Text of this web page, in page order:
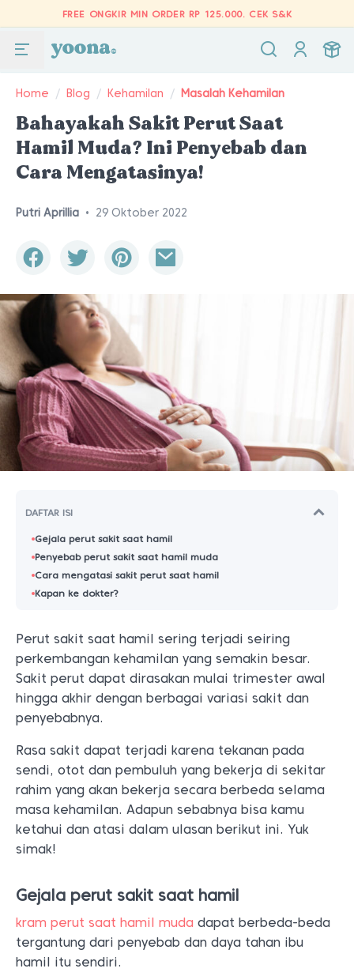
FREE ONGKIR MIN ORDER RP 125.000. CEK S&K
Home / Blog / Kehamilan / Masalah Kehamilan
Bahayakah Sakit Perut Saat
Hamil Muda? Ini Penyebab dan
Cara Mengatasinya!
Putri Aprillia • 29 Oktober 2022
DAFTAR ISI
Gejala perut sakit saat hamil
Penyebab perut sakit saat hamil muda
Cara mengatasi sakit perut saat hamil
Kapan ke dokter?
Perut sakit saat hamil sering terjadi seiring
perkembangan kehamilan yang semakin besar.
Sakit perut dapat dirasakan mulai trimester awal
hingga akhir dengan berbagai variasi sakit dan
penyebabnya.
Rasa sakit dapat terjadi karena tekanan pada
sendi, otot dan pembuluh yang bekerja di sekitar
rahim yang akan bekerja secara berbeda selama
masa kehamilan. Adapun sebabnya bisa kamu
ketahui dan atasi dalam ulasan berikut ini. Yuk
simak!
Gejala perut sakit saat hamil
kram perut saat hamil muda dapat berbeda-beda
tergantung dari penyebab dan daya tahan ibu
hamil itu sendiri.